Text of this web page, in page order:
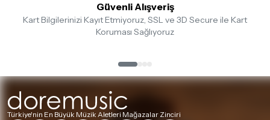
Güvenli Alışveriş
Kart Bilgilerinizi Kayıt Etmiyoruz, SSL ve 3D Secure ile Kart
Koruması Sağlıyoruz
Türkiye'nin En Büyük Müzik Aletleri Mağazalar Zinciri